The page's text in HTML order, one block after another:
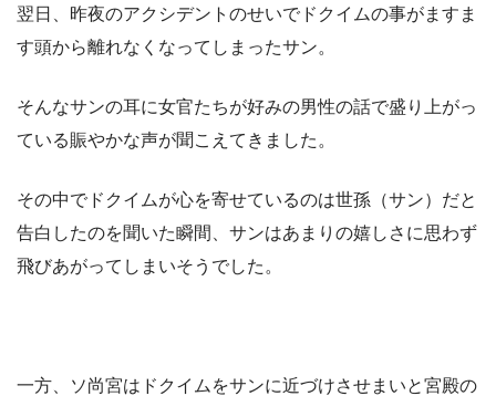
翌日、昨夜のアクシデントのせいでドクイムの事がますま
す頭から離れなくなってしまったサン。
そんなサンの耳に女官たちが好みの男性の話で盛り上がっ
ている賑やかな声が聞こえてきました。
その中でドクイムが心を寄せているのは世孫（サン）だと
告白したのを聞いた瞬間、サンはあまりの嬉しさに思わず
飛びあがってしまいそうでした。
一方、ソ尚宮はドクイムをサンに近づけさせまいと宮殿の